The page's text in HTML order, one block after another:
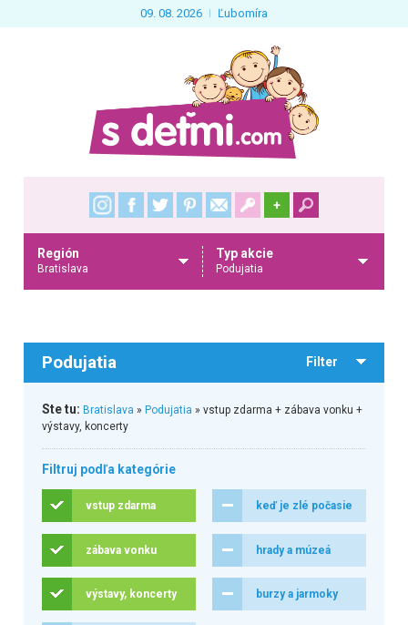
09. 08. 2026 Ľubomíra
+
Región
Bratislava
Typ akcie
Podujatia
Podujatia Filter
Ste tu: Bratislava » Podujatia » vstup zdarma + zábava vonku +
výstavy, koncerty
Filtruj podľa kategórie
vstup zdarma keď je zlé počasie
zábava vonku hrady a múzeá
výstavy, koncerty burzy a jarmoky